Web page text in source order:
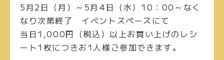
5月2日（月）～5月4日（水）10：00～なく
なり次第終了 イベントスペースにて
当日1,000円（税込）以上お買い上げのレシ
ート1枚につきお1人様ご参加できます。